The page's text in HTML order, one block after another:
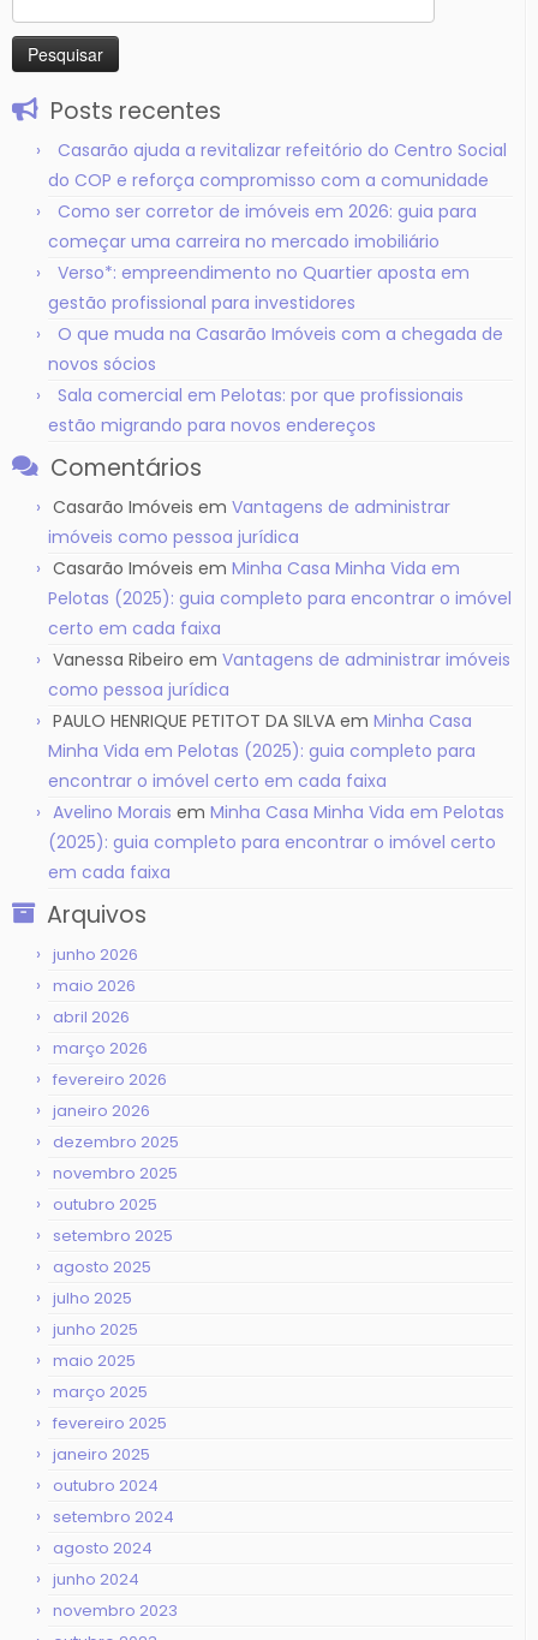
por:
Posts recentes
Casarão ajuda a revitalizar refeitório do Centro Social
do COP e reforça compromisso com a comunidade
Como ser corretor de imóveis em 2026: guia para
começar uma carreira no mercado imobiliário
Verso*: empreendimento no Quartier aposta em
gestão profissional para investidores
O que muda na Casarão Imóveis com a chegada de
novos sócios
Sala comercial em Pelotas: por que profissionais
estão migrando para novos endereços
Comentários
Casarão Imóveis em Vantagens de administrar
imóveis como pessoa jurídica
Casarão Imóveis em Minha Casa Minha Vida em
Pelotas (2025): guia completo para encontrar o imóvel
certo em cada faixa
Vanessa Ribeiro em Vantagens de administrar imóveis
como pessoa jurídica
PAULO HENRIQUE PETITOT DA SILVA em Minha Casa
Minha Vida em Pelotas (2025): guia completo para
encontrar o imóvel certo em cada faixa
Avelino Morais em Minha Casa Minha Vida em Pelotas
(2025): guia completo para encontrar o imóvel certo
em cada faixa
Arquivos
junho 2026
maio 2026
abril 2026
março 2026
fevereiro 2026
janeiro 2026
dezembro 2025
novembro 2025
outubro 2025
setembro 2025
agosto 2025
julho 2025
junho 2025
maio 2025
março 2025
fevereiro 2025
janeiro 2025
outubro 2024
setembro 2024
agosto 2024
junho 2024
novembro 2023